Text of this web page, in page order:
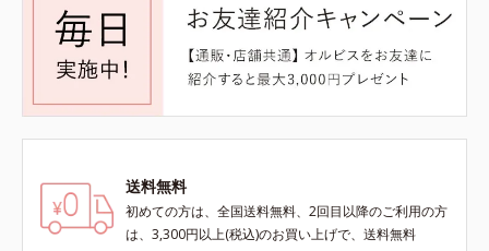
送料無料
初めての方は、全国送料無料、2回目以降のご利用の方
は、3,300円以上(税込)のお買い上げで、送料無料